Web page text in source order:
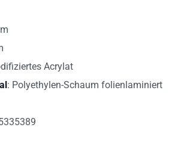
Acrylat
: Polyethylen-Schaum folienlaminiert